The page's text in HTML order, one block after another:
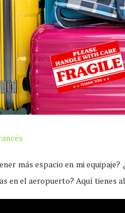
más espacio en mi
en el aeropuerto? Aquí tienes